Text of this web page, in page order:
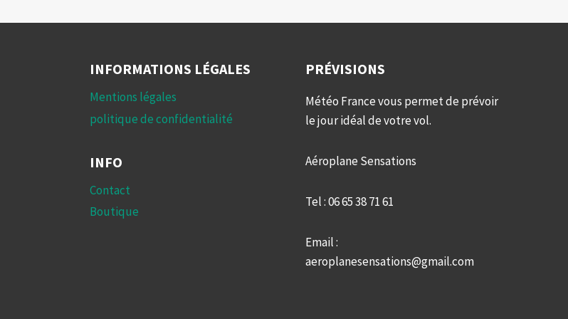
INFORMATIONS LÉGALES
Mentions légales
politique de confidentialité
INFO
Contact
Boutique
PRÉVISIONS
Météo France vous permet de prévoir
le jour idéal de votre vol.
Aéroplane Sensations
Tel : 06 65 38 71 61
Email :
aeroplanesensations@gmail.com